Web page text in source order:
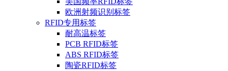
欧洲射频识别标签
RFID专用标签
耐高温标签
PCB RFID标签
ABS RFID标签
陶瓷RFID标签